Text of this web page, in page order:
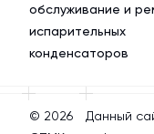
обслуживание и
испарительных
конденсаторов
© 2026
Данный